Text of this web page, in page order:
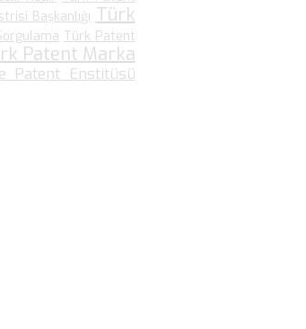
Başkanlığı Türk
Türk Patent
Patent Marka
Patent Enstitüsü